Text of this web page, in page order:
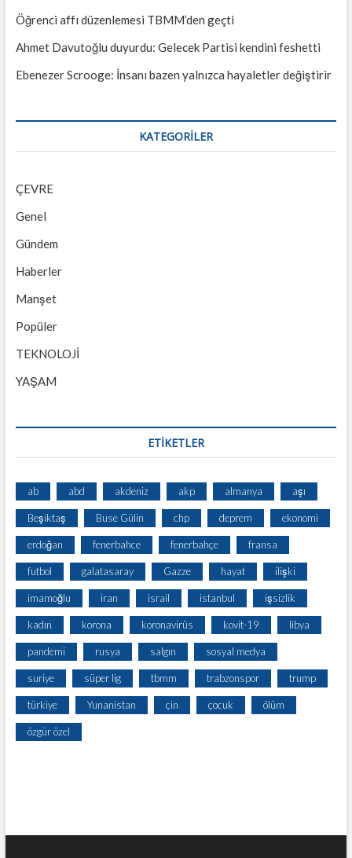
Öğrenci affı düzenlemesi TBMM’den geçti
Ahmet Davutoğlu duyurdu: Gelecek Partisi kendini feshetti
Ebenezer Scrooge: İnsanı bazen yalnızca hayaletler değiştirir
KATEGORILER
ÇEVRE
Genel
Gündem
Haberler
Manşet
Popüler
TEKNOLOJİ
YAŞAM
ETİKETLER
ab abd akdeniz akp almanya aşı
Beşiktaş Buse Gülin chp deprem ekonomi
erdoğan fenerbahce fenerbahçe fransa
futbol galatasaray Gazze hayat ilişki
imamoğlu iran israil istanbul işsizlik
kadın korona koronavirüs kovit-19 libya
pandemi rusya salgın sosyal medya
suriye süper lig tbmm trabzonspor trump
türkiye Yunanistan çin çocuk ölüm
özgür özel